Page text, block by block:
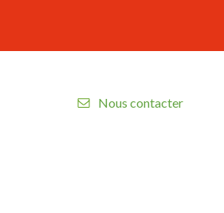
Nous contacter